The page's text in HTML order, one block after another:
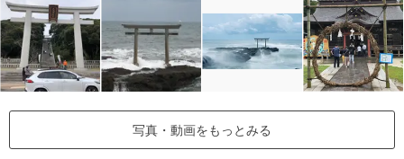
写真・動画をもっとみる